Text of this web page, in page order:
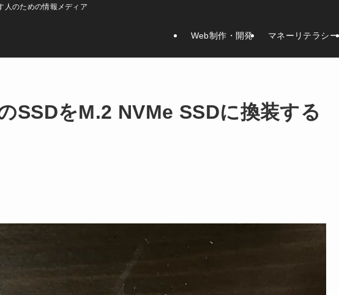
人のための情報メディア
Web制作・開発 マネーリテラシー
SSDをM.2 NVMe SSDに換装する